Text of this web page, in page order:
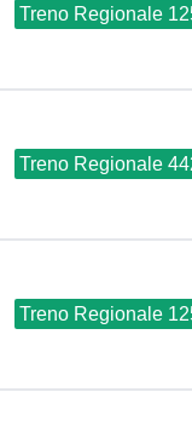
Treno Regionale
Treno Regionale
Treno Regionale